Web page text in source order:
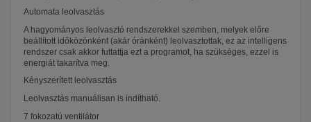
Automata leolvasztás
A hagyományos leolvasztó rendszerekkel szemben, melyek előre
beállított időközönként (akár óránként) leolvasztottak, ez az intelligens
rendszer csak akkor futtattja ezt a programot, ha szükséges, ezzel is
energiát takarítva meg.
Kényszerített leolvasztás
Leolvasztás manuálisan is indítható.
7 fokozatú ventilátor